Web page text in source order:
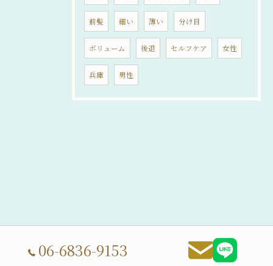
前髪 細い 薄い 分け目
ボリューム 後退 セルフケア 女性
兵庫 男性
06-6836-9153